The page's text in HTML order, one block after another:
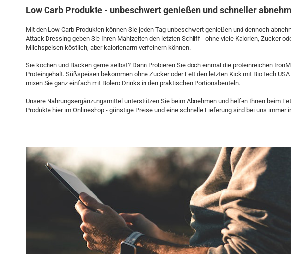
Low Carb Produkte - unbeschwert genießen und schneller
Mit den Low Carb Produkten können Sie jeden Tag unbeschwert genießen und dennoch
Attack Dressing geben Sie Ihren Mahlzeiten den letzten Schliff - ohne viele Kalorien, Zucker
Milchspeisen köstlich, aber kalorienarm verfeinern können.
Sie kochen und Backen gerne selbst? Dann Probieren Sie doch einmal die proteinreichen
Proteingehalt. Süßspeisen bekommen ohne Zucker oder Fett den letzten Kick mit BioTech
mixen Sie ganz einfach mit Bolero Drinks in den praktischen Portionsbeuteln.
Unsere Nahrungsergänzungsmittel unterstützen Sie beim Abnehmen und helfen Ihnen beim
Produkte hier im Onlineshop - günstige Preise und eine schnelle Lieferung sind bei uns immer